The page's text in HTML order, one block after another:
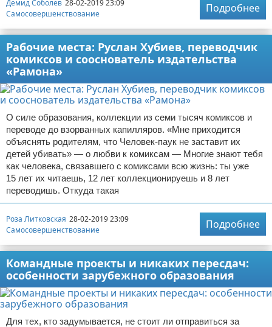
Демид Соболев 28-02-2019 23:09
Самосовершенствование
Подробнее
Рабочие места: Руслан Хубиев, переводчик
комиксов и сооснователь издательства
«Рамона»
О силе образования, коллекции из семи тысяч комиксов и
переводе до взорванных капилляров. «Мне приходится
объяснять родителям, что Человек-паук не заставит их
детей убивать» — о любви к комиксам — Многие знают тебя
как человека, связавшего с комиксами всю жизнь: ты уже
15 лет их читаешь, 12 лет коллекционируешь и 8 лет
переводишь. Откуда такая
Роза Литковская 28-02-2019 23:09
Самосовершенствование
Подробнее
Командные проекты и никаких пересдач:
особенности зарубежного образования
Для тех, кто задумывается, не стоит ли отправиться за